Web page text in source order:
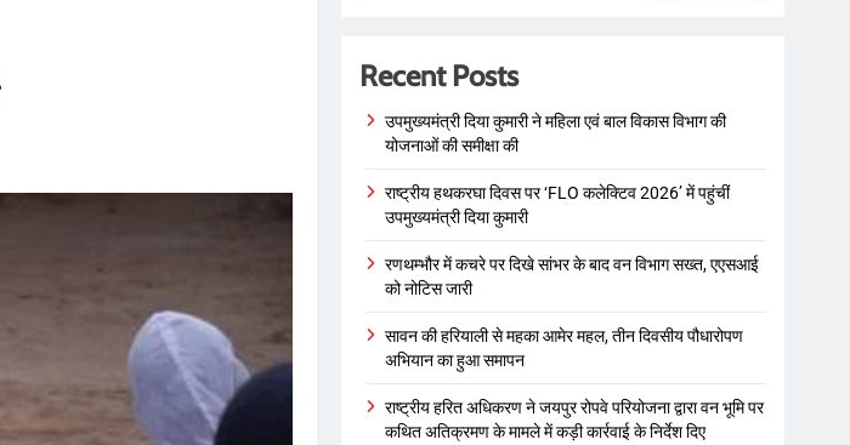
Recent Posts
उपमुख्यमंत्री दिया कुमारी ने महिला एवं बाल विकास विभाग की
योजनाओं की समीक्षा की
राष्ट्रीय हथकरघा दिवस पर ‘FLO कलेक्टिव 2026’ में पहुंचीं
उपमुख्यमंत्री दिया कुमारी
रणथम्भौर में कचरे पर दिखे सांभर के बाद वन विभाग सख्त, एएसआई
को नोटिस जारी
सावन की हरियाली से महका आमेर महल, तीन दिवसीय पौधारोपण
अभियान का हुआ समापन
राष्ट्रीय हरित अधिकरण ने जयपुर रोपवे परियोजना द्वारा वन भूमि पर
कथित अतिक्रमण के मामले में कड़ी कार्रवाई के निर्देश दिए